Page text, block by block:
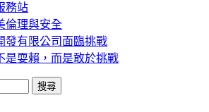
務站
倫理與安全
發有限公司面臨挑戰
是耍賴，而是敢於挑戰